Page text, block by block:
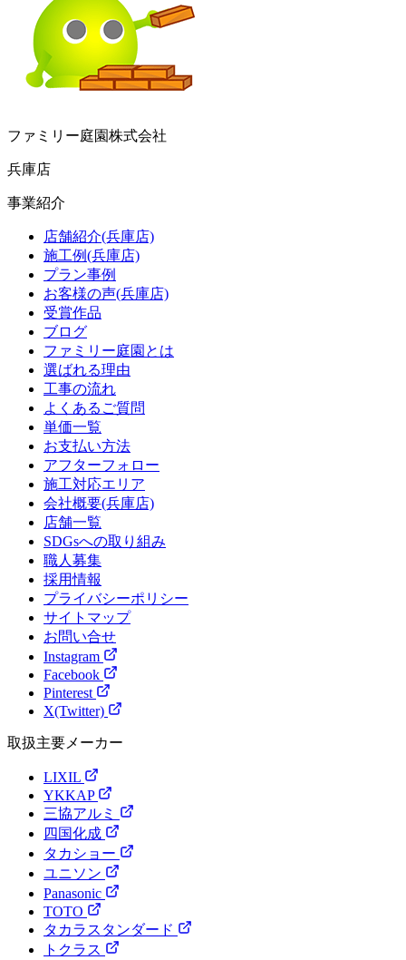
ファミリー庭園株式会社
兵庫店
事業紹介
店舗紹介(兵庫店)
施工例(兵庫店)
プラン事例
お客様の声(兵庫店)
受賞作品
ブログ
ファミリー庭園とは
選ばれる理由
工事の流れ
よくあるご質問
単価一覧
お支払い方法
アフターフォロー
施工対応エリア
会社概要(兵庫店)
店舗一覧
SDGsへの取り組み
職人募集
採用情報
プライバシーポリシー
サイトマップ
お問い合せ
Instagram
Facebook
Pinterest
X(Twitter)
取扱主要メーカー
LIXIL
YKKAP
三協アルミ
四国化成
タカショー
ユニソン
Panasonic
TOTO
タカラスタンダード
トクラス